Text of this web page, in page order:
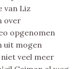
van Liz
over
opgenomen
uit mogen
veel meer